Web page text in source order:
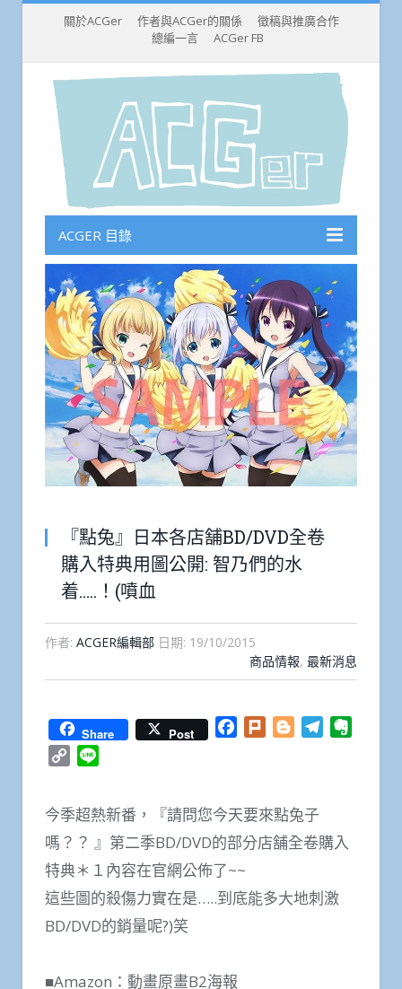
關於ACGer 作者與ACGer的關係
徵稿與推廣合作
總編一言
ACGer FB
ACGER 目錄
『點兔』日本各店舗BD/DVD全卷
購入特典用圖公開: 智乃們的水
着…..！(噴血
作者: ACGER編輯部 日期: 19/10/2015
商品情報, 最新消息
Share Post Facebook
Plurk BloggerTelegram
Copy
今季超熱新番，『請問您今天要來點兔子
嗎？？ 』第二季BD/DVD的部分店舗全卷購入
特典＊１內容在官網公佈了~~
這些圖的殺傷力實在是…..到底能多大地刺激
BD/DVD的銷量呢?)笑
■Amazon：動畫原畫B2海報